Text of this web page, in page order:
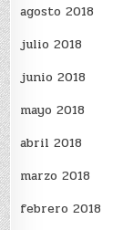
agosto 2018
julio 2018
junio 2018
mayo 2018
abril 2018
marzo 2018
febrero 2018